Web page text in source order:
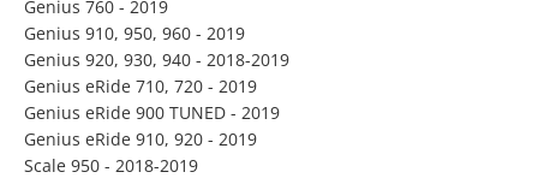
Genius 760 - 2019
Genius 910, 950, 960 - 2019
Genius 920, 930, 940 - 2018-2019
Genius eRide 710, 720 - 2019
Genius eRide 900 TUNED - 2019
Genius eRide 910, 920 - 2019
Scale 950 - 2018-2019